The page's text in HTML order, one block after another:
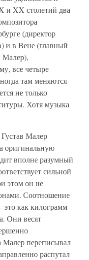
и XX столетий два
(директор
и в Вене (главный
Малер),
все четыре
там меняются
не только
Хотя музыка
Малер
оригинальную
вполне разумный
сильной
этом он не
Соотношение
как килограмм
Они весят
Малер переписывал
распутал